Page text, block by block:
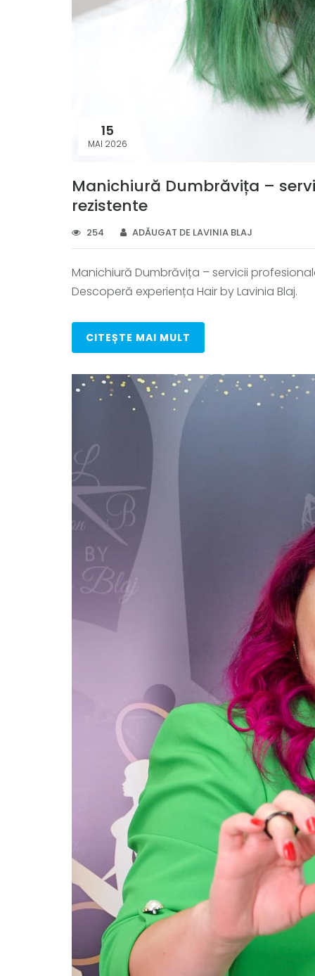
15
MAI 2026
Manichiură Dumbrăvița –
rezistente
254 ADĂUGAT DE LAVINIA BLAJ
Manichiură Dumbrăvița – servicii
Descoperă experiența Hair by Lavinia Blaj.
CITEȘTE MAI MULT